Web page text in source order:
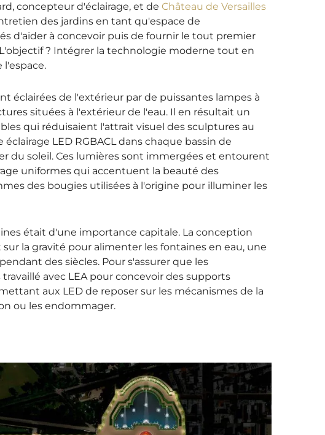
concepteur d'éclairage, et deChâteau de Versailles
des jardins en tant qu'espace de
d'aider à concevoir puis de fournir le tout premier
? Intégrer la technologie moderne tout en
éclairées de l'extérieur par de puissantes lampes à
situées à l'extérieur de l'eau. Il en résultait un
qui réduisaient l'attrait visuel des sculptures au
LED RGBACL dans chaque bassin de
du soleil. Ces lumières sont immergées et entourent
uniformes qui accentuent la beauté des
des bougies utilisées à l'origine pour illuminer les
était d'une importance capitale. La conception
la gravité pour alimenter les fontaines en eau, une
des siècles. Pour s'assurer que les
avec LEA pour concevoir des supports
aux LED de reposer sur les mécanismes de la
ou les endommager.